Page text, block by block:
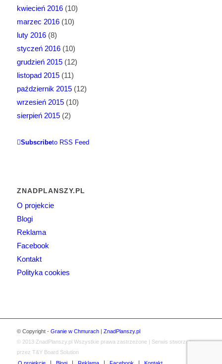
kwiecień 2016(10)
marzec 2016(10)
luty 2016(8)
styczeń 2016(10)
grudzień 2015(12)
listopad 2015(11)
październik 2015(12)
wrzesień 2015(10)
sierpień 2015(2)
Subscribeto RSS Feed
ZNADPLANSZY.PL
O projekcie
Blogi
Reklama
Facebook
Kontakt
Polityka cookies
© Copyright - Granie w Chmurach| ZnadPlanszy.pl
© 2013 ZnadPlanszy.pl Wszystkie prawa zastrzeżone | Serwis stworzony
przez T&Y Board Solution